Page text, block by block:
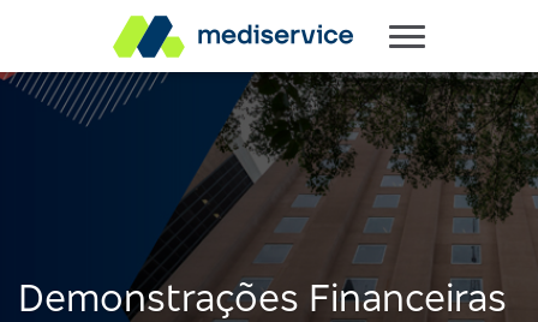
Demonstrações Financeiras